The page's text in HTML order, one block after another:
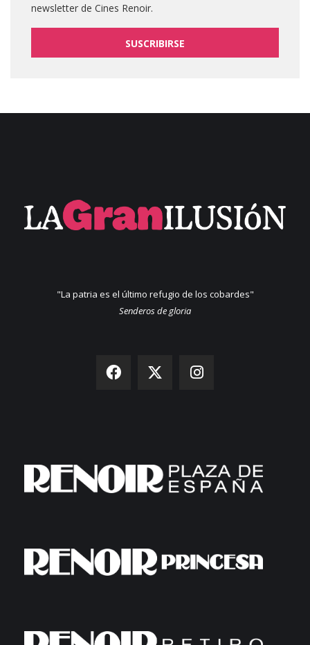
newsletter de Cines Renoir.
SUSCRIBIRSE
"La patria es el último refugio de los cobardes"
Senderos de gloria